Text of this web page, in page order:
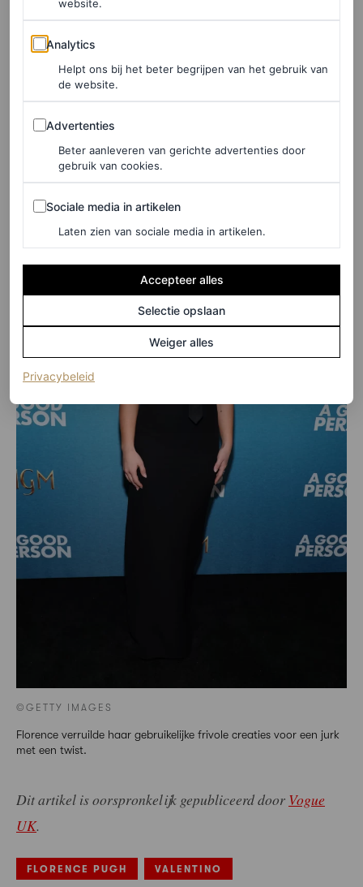
de levensstijl van de gemeenschap. Onze gemeenschap.
Gemeenschappen die gaan over het soort
zeggen: ‘Kijk, we kunnen hetzelfde soort kleding dragen,
maar daarmee ook onze persoonlijkheid tonen’.” In
Florence Pugh heeft hij de perfecte muze gevonden voor
zijn nieuwe visie.
©GETTY IMAGES
Florence verruilde haar gebruikelijke frivole creaties voor een jurk
met een twist.
Dit artikel is oorspronkelijk gepubliceerd door Vogue
UK.
FLORENCE PUGH VALENTINO
website.
Analytics
Analytics
Helpt ons bij het beter begrijpen van het gebruik van
de website.
Advertenties
Advertenties
Beter aanleveren van gerichte advertenties door
gebruik van cookies.
Sociale media in artikelen
Sociale media in artikelen
Laten zien van sociale media in artikelen.
Accepteer alles
Selectie opslaan
Weiger alles
Privacybeleid